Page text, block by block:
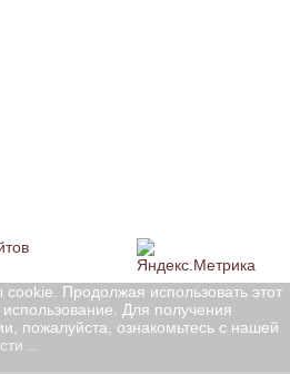
Продолжая использовать этот
Для получения
пожалуйста, ознакомьтесь с нашей
..